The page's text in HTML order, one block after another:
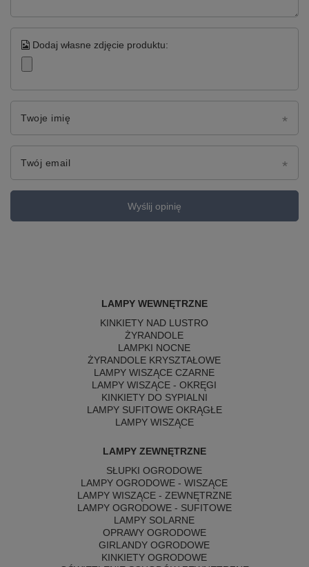
Dodaj własne zdjęcie produktu:
Twoje imię
Twój email
Wyślij opinię
LAMPY WEWNĘTRZNE
KINKIETY NAD LUSTRO
ŻYRANDOLE
LAMPKI NOCNE
ŻYRANDOLE KRYSZTAŁOWE
LAMPY WISZĄCE CZARNE
LAMPY WISZĄCE - OKRĘGI
KINKIETY DO SYPIALNI
LAMPY SUFITOWE OKRĄGŁE
LAMPY WISZĄCE
LAMPY ZEWNĘTRZNE
SŁUPKI OGRODOWE
LAMPY OGRODOWE - WISZĄCE
LAMPY WISZĄCE - ZEWNĘTRZNE
LAMPY OGRODOWE - SUFITOWE
LAMPY SOLARNE
OPRAWY OGRODOWE
GIRLANDY OGRODOWE
KINKIETY OGRODOWE